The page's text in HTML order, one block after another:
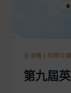
全港賽 科學比賽
第九屆